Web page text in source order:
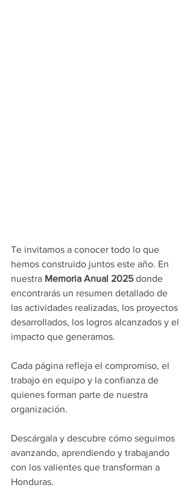
Te invitamos a conocer todo lo que
hemos construido juntos este año. En
nuestra Memoria Anual 2025 donde
encontrarás un resumen detallado de
las actividades realizadas, los proyectos
desarrollados, los logros alcanzados y el
impacto que generamos.
Cada página refleja el compromiso, el
trabajo en equipo y la confianza de
quienes forman parte de nuestra
organización.
Descárgala y descubre cómo seguimos
avanzando, aprendiendo y trabajando
con los valientes que transforman a
Honduras.